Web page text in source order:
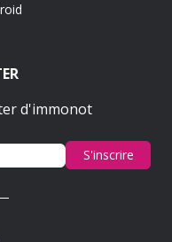
d'immonot
S'inscrire